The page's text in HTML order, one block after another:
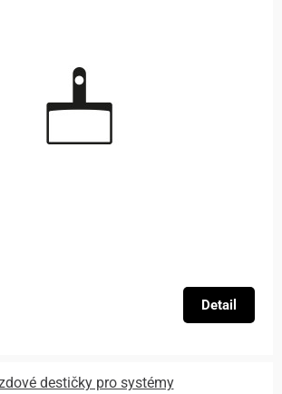
Detail
destičky pro systémy